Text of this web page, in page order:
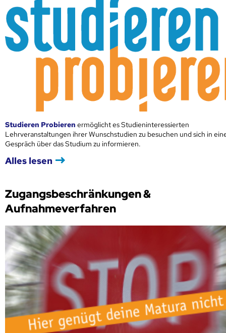
Studieren Probieren ermöglicht es Studieninteressierten
Lehrveranstaltungen ihrer Wunschstudien zu besuchen und sich in
Gespräch über das Studium zu informieren.
Alles lesen
Zugangsbeschränkungen &
Aufnahmeverfahren